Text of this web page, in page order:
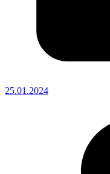
25.01.2024